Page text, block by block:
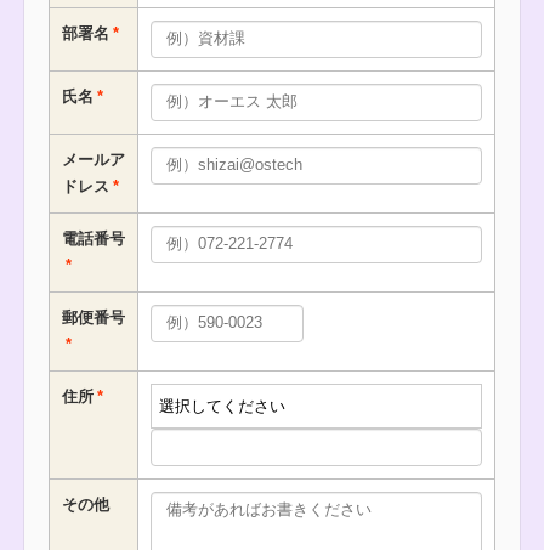
部署名
氏名
メールア
ドレス
電話番号
郵便番号
住所
その他